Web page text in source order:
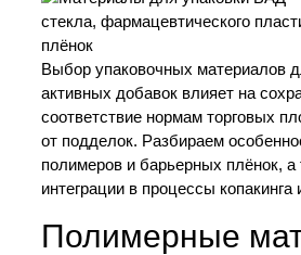
Выбор упаковочных материалов
активных добавок влияет на
соответствие нормам торговых
от подделок. Разбираем
полимеров и барьерных плёнок,
интеграции в процессы
Полимерные